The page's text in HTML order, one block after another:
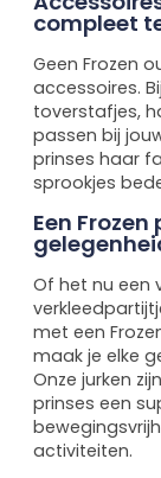
compleet
Geen Frozen
accessoires.
toverstafjes,
passen bij
prinses haar
sprookjes
Een
Of het nu een
met een
maak je elke
Onze jurken
prinses een
activiteiten.